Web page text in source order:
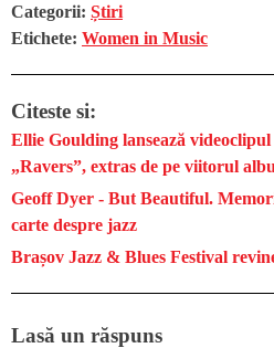
Categorii: Știri
Etichete: Women in Music
Citeste si:
Ellie Goulding lansează
„Ravers”, extras de pe viitorul
Geoff Dyer - But Beautiful.
carte despre jazz
Brașov Jazz & Blues Festival
Lasă un răspuns